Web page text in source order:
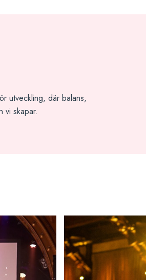
utveckling, där balans,
vi skapar.